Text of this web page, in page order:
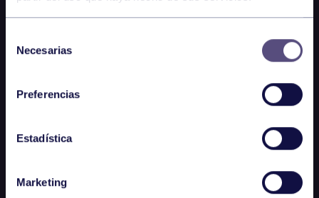
Necesarias
Preferencias
Estadística
Marketing